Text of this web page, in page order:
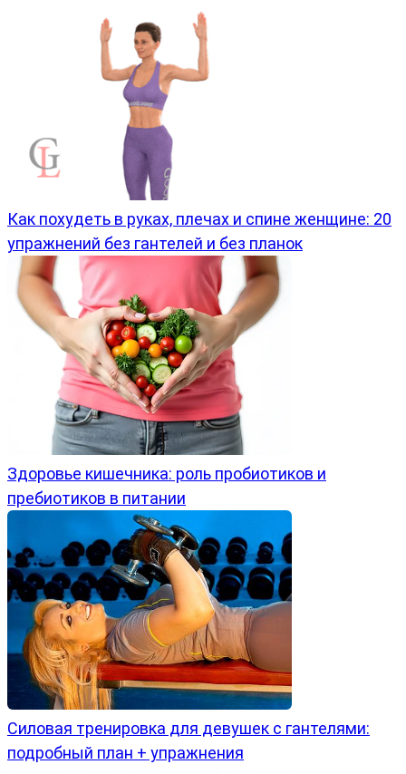
Как похудеть в руках, плечах и спине женщине: 20
упражнений без гантелей и без планок
Здоровье кишечника: роль пробиотиков и
пребиотиков в питании
Силовая тренировка для девушек с гантелями:
подробный план + упражнения